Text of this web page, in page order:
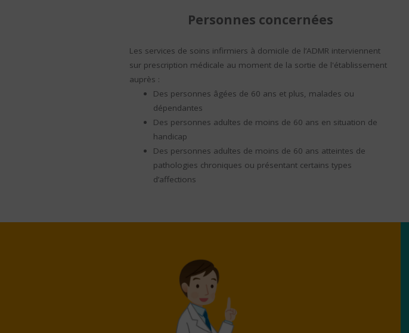
Personnes concernées
Les services de soins infirmiers à domicile de l’ADMR interviennent
sur prescription médicale au moment de la sortie de l'établissement
auprès :
Des personnes âgées de 60 ans et plus, malades ou
dépendantes
Des personnes adultes de moins de 60 ans en situation de
handicap
Des personnes adultes de moins de 60 ans atteintes de
pathologies chroniques ou présentant certains types
d’affections